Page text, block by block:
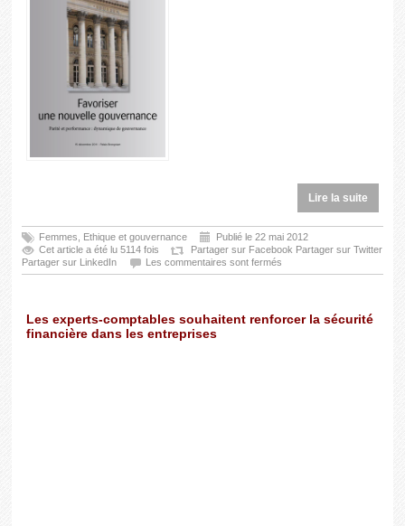
Lire la suite
Femmes Ethique et gouvernance
Publié le 22 mai 2012
Cet article a été lu 5114 fois
Partager sur Facebook Partager sur Twitter
Partager sur LinkedIn
Les commentaires sont fermés
Les experts-comptables souhaitent renforcer la sécurité
financière dans les entreprises